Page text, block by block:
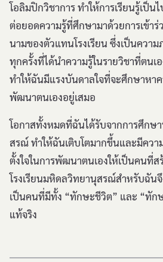
โอลิมปิกวิชาการ ทำให้การเรียนรู้เป็น
ต่อยอดความรู้ที่ศึกษามาด้วยการเข้าร่
นามของตัวแทนโรงเรียน ซึ่งเป็นควา
ทุกครั้งที่ได้นำความรู้ในรายวิชาที่ตน
ทำให้ฉันมีแรงบันดาลใจที่จะศึกษาหาค
พัฒนาตนเองอยู่เสมอ
โอกาสทั้งหมดที่ฉันได้รับจากการศึกษ
สรณ์ ทำให้ฉันเติบโตมากขึ้นและมีคว
ตั้งใจในการพัฒนาตนเองให้เป็นคนที่ส
โรงเรียนมหิดลวิทยานุสรณ์สำหรับฉัน
เป็นคนที่มีทั้ง “ทักษะชีวิต” และ “ทัก
แท้จริง